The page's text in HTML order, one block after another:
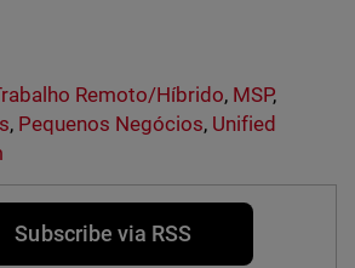
Remoto/Híbrido, MSP,
, Pequenos Negócios, Unified
Subscribe via RSS